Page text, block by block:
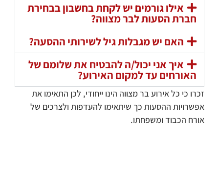
אילו גורמים יש לקחת בחשבון בבחירת
חברת הסעות לבר מצווה?
האם יש מגבלות גיל לשירותי ההסעה?
איך אני יכול/ה להבטיח את שלומם של
האורחים עד למקום האירוע?
זכרו כי כל אירוע בר מצווה הינו ייחודי, לכן התאימו את
אפשרויות ההסעות כך שיתאימו להעדפות ולצרכים של
אורח הכבוד ומשפחתו.